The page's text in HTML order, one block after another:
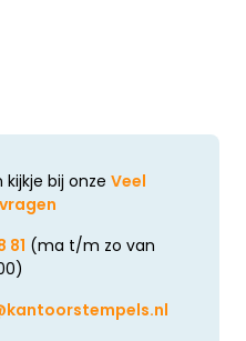
bij onze Veel
81 (ma t/m zo van